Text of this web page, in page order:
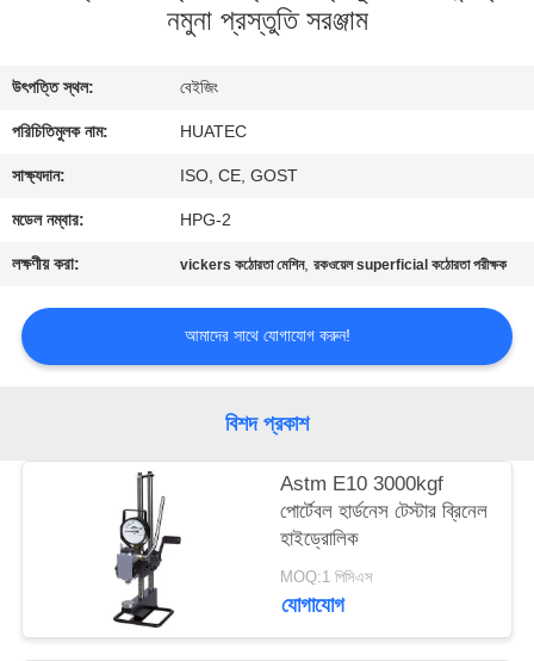
যোগাযোগ
করুন
উদ্ধৃতির
আবেদন
ম্যাপ
PRIVACY
POLICY
নমুনা প্রস্তুতি সরঞ্জাম
উৎপত্তি স্থল: বেইজিং
পরিচিতিমুলক নাম: HUATEC
সাক্ষ্যদান: ISO, CE, GOST
মডেল নম্বার: HPG-2
লক্ষণীয় করা: vickers কঠোরতা মেশিন,রকওয়েল superficial কঠোরতা পরীক্ষক
আমাদের সাথে যোগাযোগ করুন!
বিশদ প্রকাশ
Astm E10 3000kgf
পোর্টেবল হার্ডনেস টেস্টার ব্রিনেল
হাইড্রোলিক
MOQ:1 পিসিএস
যোগাযোগ